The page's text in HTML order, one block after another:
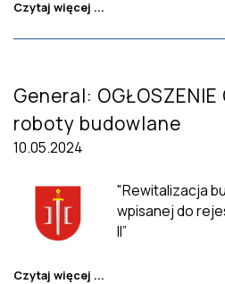
Czytaj więcej ...
General: OGŁOSZENIE
roboty budowlane
10.05.2024
"Rewitalizacja
wpisanej do
II”
Czytaj więcej ...